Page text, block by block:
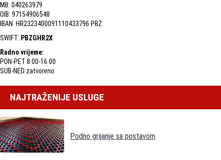
MB: 040263979
OIB: 97154906548
IBAN: HR2323400091110433796 PBZ
SWIFT: PBZGHR2X
Radno vrijeme:
PON-PET 8:00-16:00
SUB-NED zatvoreno
NAJTRAŽENIJE USLUGE
Podno grijanje sa postavom